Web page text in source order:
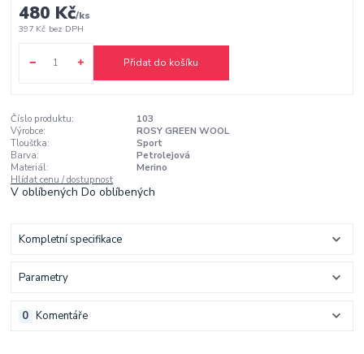
480 Kč/ks
397 Kč bez DPH
Přidat do košíku
Číslo produktu:
103
Výrobce:
ROSY GREEN WOOL
Tloušťka:
Sport
Barva:
Petrolejová
Materiál:
Merino
Hlídat cenu / dostupnost
V oblíbenýchDo oblíbených
Kompletní specifikace
Parametry
Komentáře
0